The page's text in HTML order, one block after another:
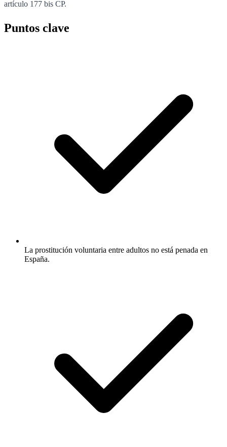
artículo 177 bis CP.
Puntos clave
La prostitución voluntaria entre adultos no está penada en
España.